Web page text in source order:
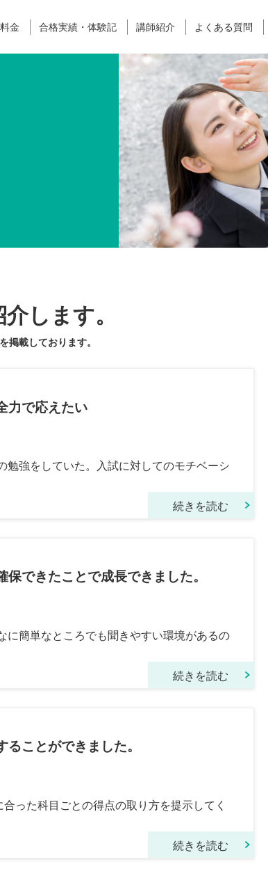
金 合格実績・体験記 講師紹介 よくある質問
します。
掲載しております。
力で応えたい
強をしていた。入試に対してのモチベーシ
続きを読む
できたことで成長できました。
簡単なところでも聞きやすい環境があるの
続きを読む
ことができました。
った科目ごとの得点の取り方を提示してく
続きを読む